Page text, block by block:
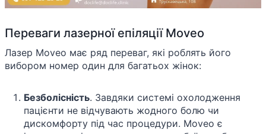
Переваги лазерної епіляції Moveo
Лазер Moveo має ряд переваг, які роблять його
вибором номер один для багатьох жінок:
Безболісність. Завдяки системі охолодження
пацієнти не відчувають жодного болю чи
дискомфорту під час процедури. Moveo є